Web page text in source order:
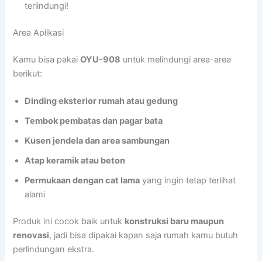
terlindungi!
Area Aplikasi
Kamu bisa pakaiOYU-908 untuk melindungi area-area
berikut:
Dinding eksterior rumah atau gedung
Tembok pembatas dan pagar bata
Kusen jendela dan area sambungan
Atap keramik atau beton
Permukaan dengan cat lama yang ingin tetap terlihat
alami
Produk ini cocok baik untuk konstruksi baru maupun
renovasi, jadi bisa dipakai kapan saja rumah kamu butuh
perlindungan ekstra.